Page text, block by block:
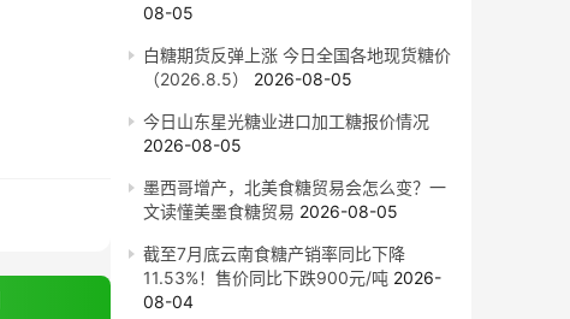
08-05
白糖期货反弹上涨 今日全国各地现货糖价
（2026.8.5）
2026-08-05
今日山东星光糖业进口加工糖报价情况
2026-08-05
墨西哥增产，北美食糖贸易会怎么变？一
文读懂美墨食糖贸易 2026-08-05
截至7月底云南食糖产销率同比下降
11.53%！售价同比下跌900元/吨 2026-
08-04